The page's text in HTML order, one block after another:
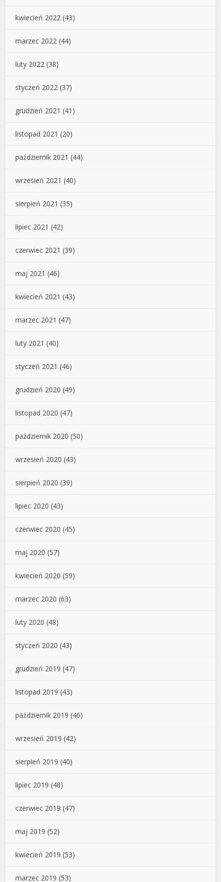
kwiecień 2022 (43)
marzec 2022 (44)
luty 2022 (38)
styczeń 2022 (37)
grudzień 2021 (41)
listopad 2021 (20)
październik 2021 (44)
wrzesień 2021 (40)
sierpień 2021 (35)
lipiec 2021 (42)
czerwiec 2021 (39)
maj 2021 (46)
kwiecień 2021 (43)
marzec 2021 (47)
luty 2021 (40)
styczeń 2021 (46)
grudzień 2020 (49)
listopad 2020 (47)
październik 2020 (50)
wrzesień 2020 (43)
sierpień 2020 (39)
lipiec 2020 (43)
czerwiec 2020 (45)
maj 2020 (57)
kwiecień 2020 (59)
marzec 2020 (63)
luty 2020 (48)
styczeń 2020 (43)
grudzień 2019 (47)
listopad 2019 (43)
październik 2019 (46)
wrzesień 2019 (42)
sierpień 2019 (40)
lipiec 2019 (48)
czerwiec 2019 (47)
maj 2019 (52)
kwiecień 2019 (53)
marzec 2019 (53)